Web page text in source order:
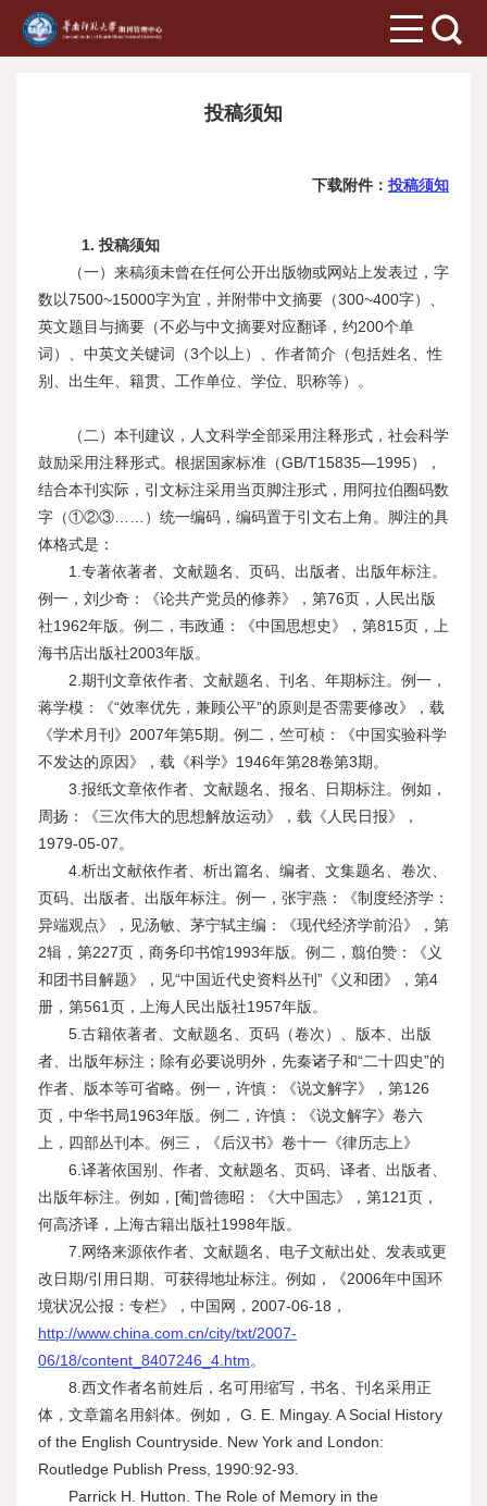
投稿须知
下载附件： 投稿须知
1. 投稿须知
（一）来稿须未曾在任何公开出版物或网站上发表过，字
数以7500~15000字为宜，并附带中文摘要（300~400字）、
英文题目与摘要（不必与中文摘要对应翻译，约200个单
词）、中英文关键词（3个以上）、作者简介（包括姓名、性
别、出生年、籍贯、工作单位、学位、职称等）。
（二）本刊建议，人文科学全部采用注释形式，社会科学
鼓励采用注释形式。根据国家标准（GB/T15835—1995），
结合本刊实际，引文标注采用当页脚注形式，用阿拉伯圈码数
字（①②③……）统一编码，编码置于引文右上角。脚注的具
体格式是：
1.专著依著者、文献题名、页码、出版者、出版年标注。
例一，刘少奇：《论共产党员的修养》，第76页，人民出版
社1962年版。例二，韦政通：《中国思想史》，第815页，上
海书店出版社2003年版。
2.期刊文章依作者、文献题名、刊名、年期标注。例一，
蒋学模：《“效率优先，兼顾公平”的原则是否需要修改》，载
《学术月刊》2007年第5期。例二，竺可桢：《中国实验科学
不发达的原因》，载《科学》1946年第28卷第3期。
3.报纸文章依作者、文献题名、报名、日期标注。例如，
周扬：《三次伟大的思想解放运动》，载《人民日报》，
1979-05-07。
4.析出文献依作者、析出篇名、编者、文集题名、卷次、
页码、出版者、出版年标注。例一，张宇燕：《制度经济学：
异端观点》，见汤敏、茅宁轼主编：《现代经济学前沿》，第
2辑，第227页，商务印书馆1993年版。例二，翦伯赞：《义
和团书目解题》，见“中国近代史资料丛刊”《义和团》，第4
册，第561页，上海人民出版社1957年版。
5.古籍依著者、文献题名、页码（卷次）、版本、出版
者、出版年标注；除有必要说明外，先秦诸子和“二十四史”的
作者、版本等可省略。例一，许慎：《说文解字》，第126
页，中华书局1963年版。例二，许慎：《说文解字》卷六
上，四部丛刊本。例三，《后汉书》卷十一《律历志上》
6.译著依国别、作者、文献题名、页码、译者、出版者、
出版年标注。例如，[葡]曾德昭：《大中国志》，第121页，
何高济译，上海古籍出版社1998年版。
7.网络来源依作者、文献题名、电子文献出处、发表或更
改日期/引用日期、可获得地址标注。例如，《2006年中国环
境状况公报：专栏》，中国网，2007-06-18，
http://www.china.com.cn/city/txt/2007-
06/18/content_8407246_4.htm。
8.西文作者名前姓后，名可用缩写，书名、刊名采用正
体，文章篇名用斜体。例如， G. E. Mingay. A Social History
of the English Countryside. New York and London:
Routledge Publish Press, 1990:92-93.
Parrick H. Hutton. The Role of Memory in the